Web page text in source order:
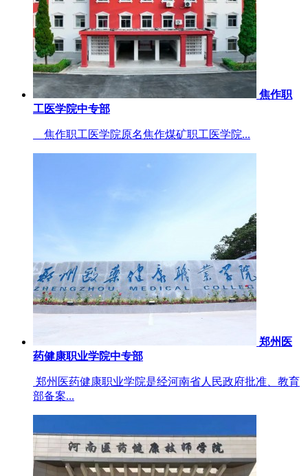
焦作职
工医学院中专部
焦作职工医学院原名焦作煤矿职工医学院...
郑州医
药健康职业学院中专部
郑州医药健康职业学院是经河南省人民政府批准、教育
部备案...